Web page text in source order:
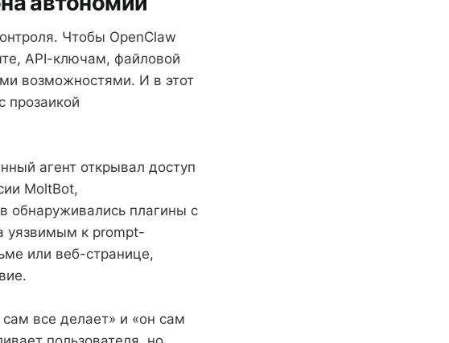
Чтобы OpenClaw
API-ключам, файловой
возможностями. И в этот
прозаикой
агент открывал доступ
MoltBot,
обнаруживались плагины с
уязвимым к prompt-
или веб-странице,
все делает» и «он сам